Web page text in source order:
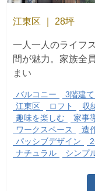
江東区 ｜ 28坪
一人一人のライフ
間が魅力。家族全
まい
バルコニー 3階建て
江東区
ロフト
収
趣味を楽しむ
家事
ワークスペース
造
パッシブデザイン
ナチュラル
シンプ